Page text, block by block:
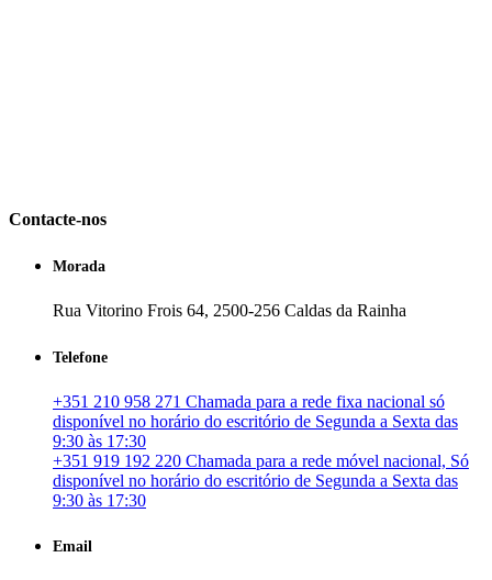
Contacte-nos
Morada
Rua Vitorino Frois 64, 2500-256 Caldas da Rainha
Telefone
+351 210 958 271 Chamada para a rede fixa nacional só
disponível no horário do escritório de Segunda a Sexta das
9:30 às 17:30
+351 919 192 220 Chamada para a rede móvel nacional, Só
disponível no horário do escritório de Segunda a Sexta das
9:30 às 17:30
Email